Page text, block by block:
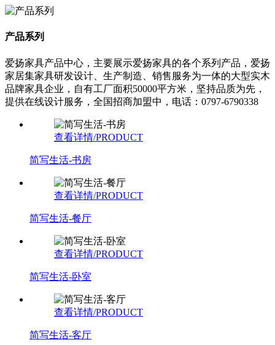
产品系列
爱扬家具产品中心，主要展示爱扬家具的各个系列产品，爱扬
家居集家具研发设计、生产制造、销售服务为一体的大型实木
品牌家具企业，自有工厂面积50000平方米，坚持品质为先，
提供在线设计服务，全国招商加盟中，电话：0797-6790338
查看详情/PRODUCT
简写生活-书房
查看详情/PRODUCT
简写生活-餐厅
查看详情/PRODUCT
简写生活-卧室
查看详情/PRODUCT
简写生活-客厅